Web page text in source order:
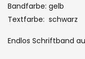
the
gallery
Bandfarbe: gelb
Textfarbe: schwarz
Endlos Schriftband